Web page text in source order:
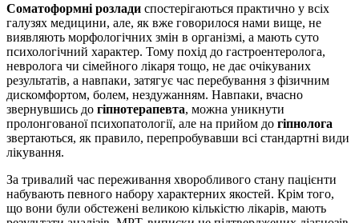
Соматоформні розлади спостерігаються практично у всіх
галузях медицини, але, як вже говорилося нами вище, не
виявляють морфологічних змін в організмі, а мають суто
психологічний характер. Тому похід до гастроентеролога,
невролога чи сімейного лікаря тощо, не дає очікуваних
результатів, а навпаки, затягує час перебування з фізичним
дискомфортом, болем, нездужанням. Навпаки, вчасно
звернувшись до гіпнотерапевта, можна уникнути
пролонгованої психопатології, але на прийом до гіпнолога
звертаються, як правило, перепробувавши всі стандартні види
лікування.
За тривалий час переживання хворобливого стану пацієнти
набувають певного набору характерних якостей. Крім того,
що вони були обстежені великою кількістю лікарів, мають